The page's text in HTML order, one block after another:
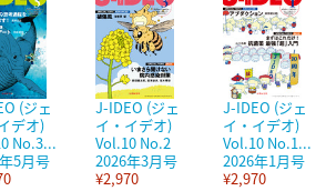
(ジェ
デオ)
No.3...
5月号
J-IDEO (ジェ
イ・イデオ)
Vol.10 No.2
2026年3月号
¥2,970
J-IDEO (ジェ
イ・イデオ)
Vol.10 No.1...
2026年1月号
¥2,970